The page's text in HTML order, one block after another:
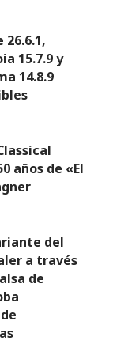
26.6.1,
15.7.9 y
14.8.9
años de «El
del
a través
de